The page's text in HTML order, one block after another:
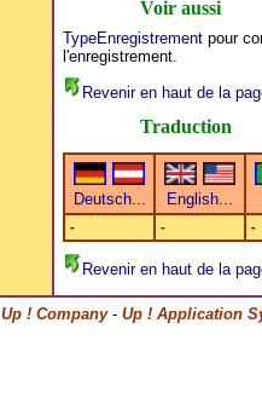
Voir aussi
TypeEnregistrementpour
l'enregistrement.
Revenir en haut de la
Traduction
- - -
Revenir en haut de la
Up ! Company- Up ! Application